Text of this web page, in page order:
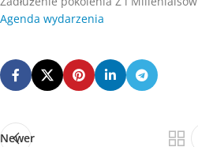
Agenda wydarzenia
Newer